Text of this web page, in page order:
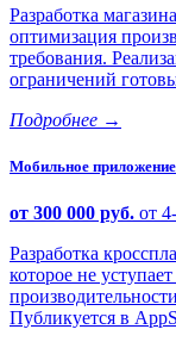
Разработка
оптимизация
требования.
ограничений
Подробнее →
Мобильное приложение
от 300 000 руб. от
Разработка
которое не
Публикуется в